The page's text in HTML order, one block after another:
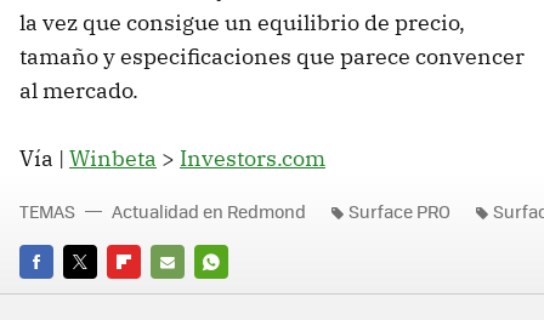
la vez que consigue un equilibrio de precio,
tamaño y especificaciones que parece convencer
al mercado.
Vía | Winbeta > Investors.com
FACEBOOK
TWITTERFLIPBOARD
E-
WHATSAPP
TEMAS Actualidad en Redmond Surface PRO